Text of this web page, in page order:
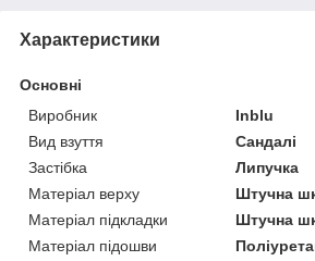
Характеристики
Основні
Виробник
Inblu
Вид взуття
Сандалі
Застібка
Липучка
Матеріал верху
Штучна
Матеріал підкладки
Штучна
Матеріал підошви